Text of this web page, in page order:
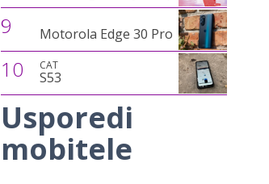
9 Motorola Edge 30 Pro
10 CAT
S53
Usporedi
mobitele